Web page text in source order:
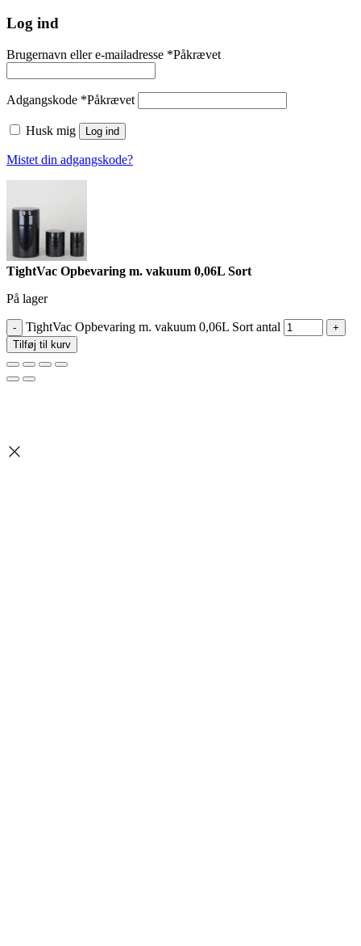
Log ind
Brugernavn eller e-mailadresse *Påkrævet
Adgangskode *Påkrævet
Husk mig Log ind
Mistet din adgangskode?
TightVac Opbevaring m. vakuum 0,06L Sort
På lager
TightVac Opbevaring m. vakuum 0,06L Sort antal
Tilføj til kurv